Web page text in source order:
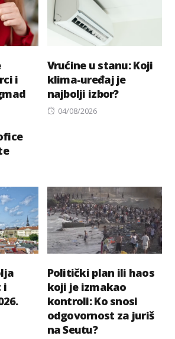
i
Vrućine u stanu: Koji
klima-uređaj je
najbolji izbor?
Posted
04/08/2026
i
Politički plan ili haos
koji je izmakao
kontroli: Ko snosi
odgovornost za juriš
na Seutu?